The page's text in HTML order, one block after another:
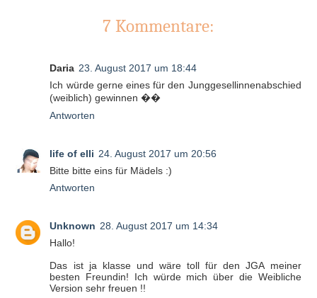
7 Kommentare:
Daria 23. August 2017 um 18:44
Ich würde gerne eines für den Junggesellinnenabschied
(weiblich) gewinnen ��
Antworten
life of elli 24. August 2017 um 20:56
Bitte bitte eins für Mädels :)
Antworten
Unknown 28. August 2017 um 14:34
Hallo!
Das ist ja klasse und wäre toll für den JGA meiner
besten Freundin! Ich würde mich über die Weibliche
Version sehr freuen !!